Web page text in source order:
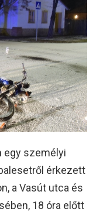
egy személyi
érkezett
a Vasút utca és
18 óra előtt